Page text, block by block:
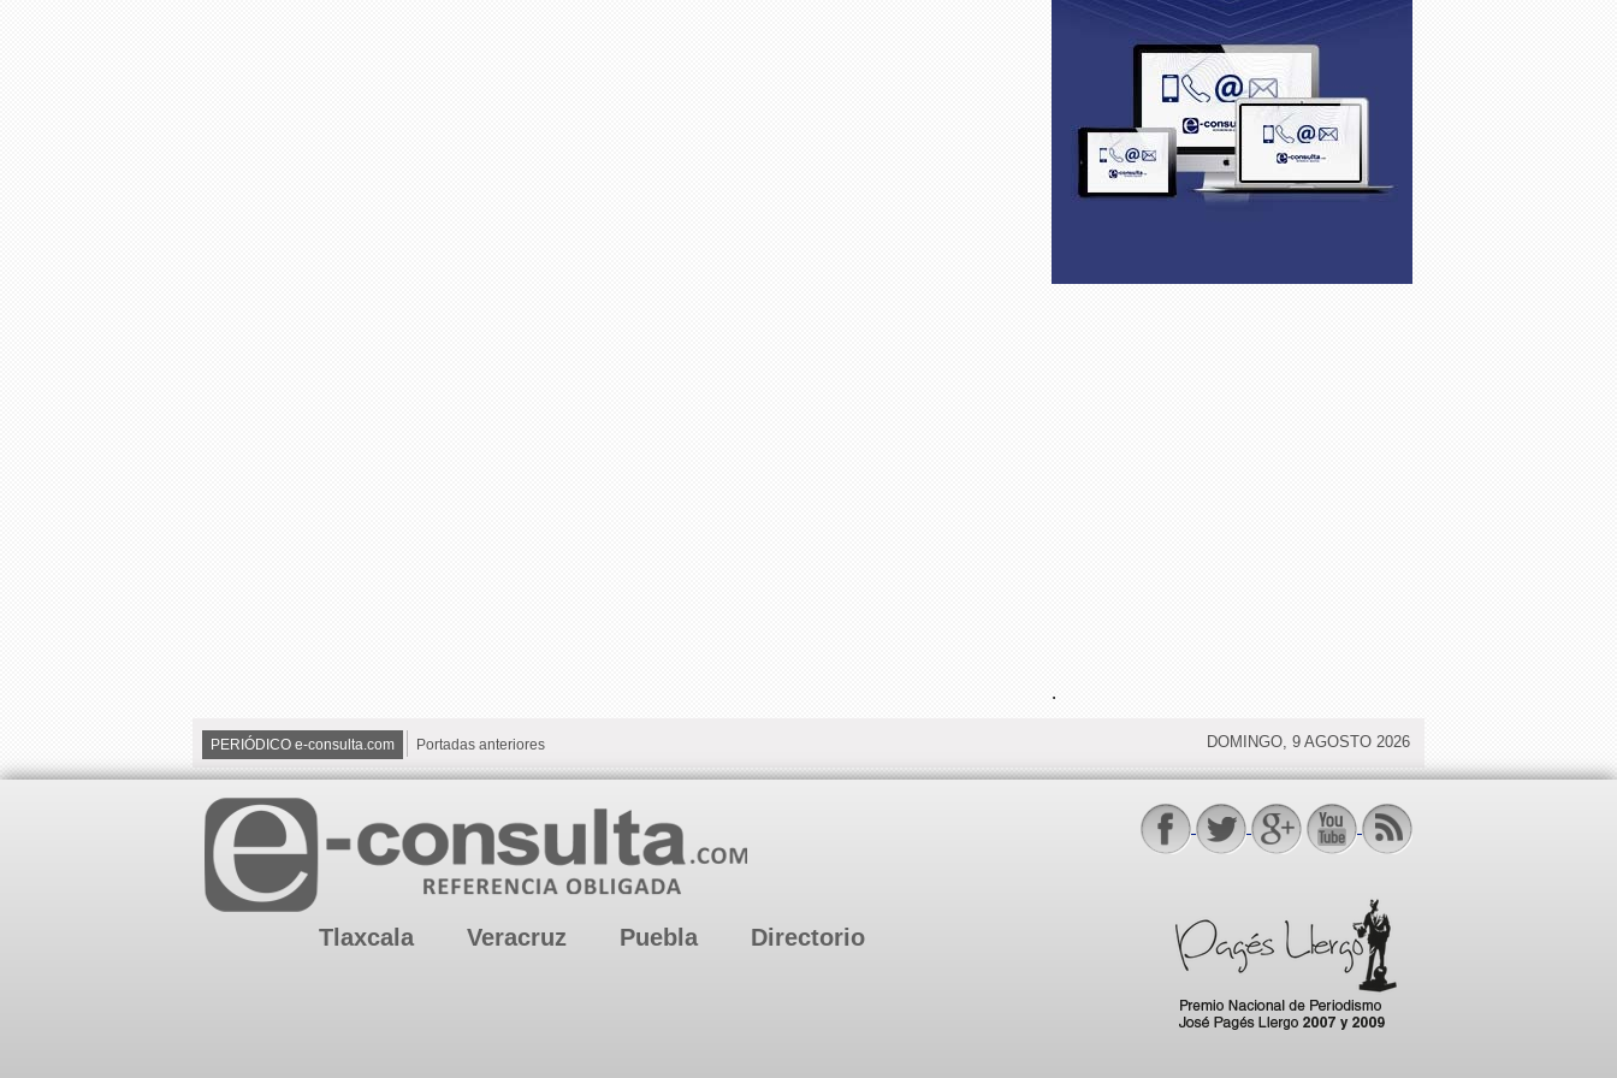
.
PERIÓDICO e-consulta.com Portadas anteriores DOMINGO, 9 AGOSTO 2026
Tlaxcala Veracruz Puebla Directorio